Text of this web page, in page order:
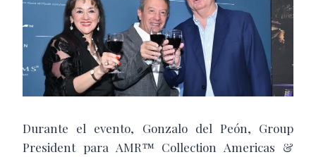
Durante el evento, Gonzalo del Peón, Group
President para AMR™ Collection Americas &